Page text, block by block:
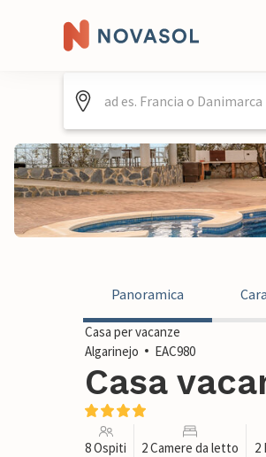
Panoramica
Casa per vacanze
Algarinejo
EAC980
Casa
8 Ospiti 2 Camere da letto 2